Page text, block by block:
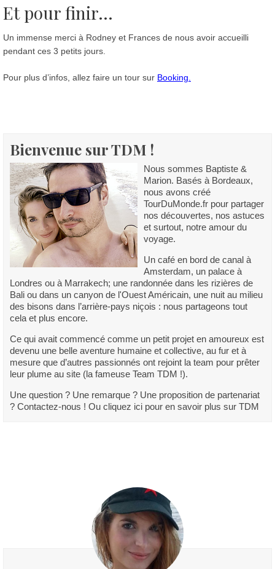
Et pour finir...
Un immense merci à Rodney et Frances de nous avoir accueilli
pendant ces 3 petits jours.
Pour plus d’infos, allez faire un tour sur Booking.
Bienvenue sur TDM !
Nous sommes Baptiste &
Marion. Basés à Bordeaux,
nous avons créé
TourDuMonde.fr pour partager
nos découvertes, nos astuces
et surtout, notre amour du
voyage.
Un café en bord de canal à
Amsterdam, un palace à
Londres ou à Marrakech; une randonnée dans les rizières de
Bali ou dans un canyon de l'Ouest Américain, une nuit au milieu
des bisons dans l’arrière-pays niçois : nous partageons tout
cela et plus encore.
Ce qui avait commencé comme un petit projet en amoureux est
devenu une belle aventure humaine et collective, au fur et à
mesure que d’autres passionnés ont rejoint la team pour prêter
leur plume au site (la fameuse Team TDM !).
Une question ? Une remarque ? Une proposition de partenariat
? Contactez-nous ! Ou cliquez ici pour en savoir plus sur TDM